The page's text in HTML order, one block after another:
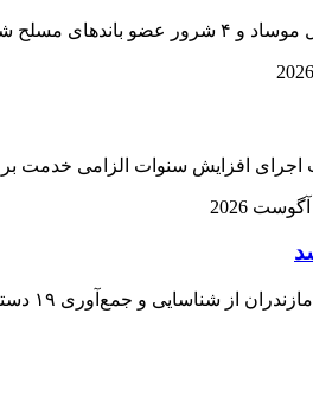
اجرای افزایش سنوات الزامی خدمت
غیرمجاز رمز ارز در نیمه نخست مردادماه خبر داد .